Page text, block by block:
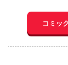
コミッ